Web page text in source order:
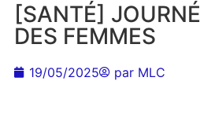
[SANTÉ]
DES FEMMES
19/05/2025 parMLC